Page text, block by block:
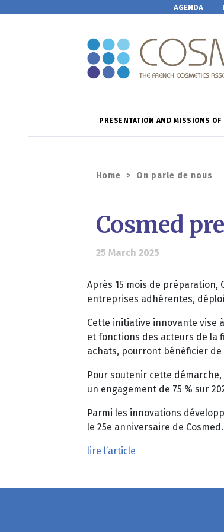
AGENDA
PRESENTATION AND MISSIONS OF
Home > On parle de nous
Cosmed
25 March 2025
Après 15 mois de
entreprises adhérentes,
Cette initiative innovante vise
et fonctions des acteurs de la
achats, pourront bénéficier de
Pour soutenir cette
un engagement de 75 % sur
Parmi les innovations
le 25e anniversaire de Cosmed.
lire l’article